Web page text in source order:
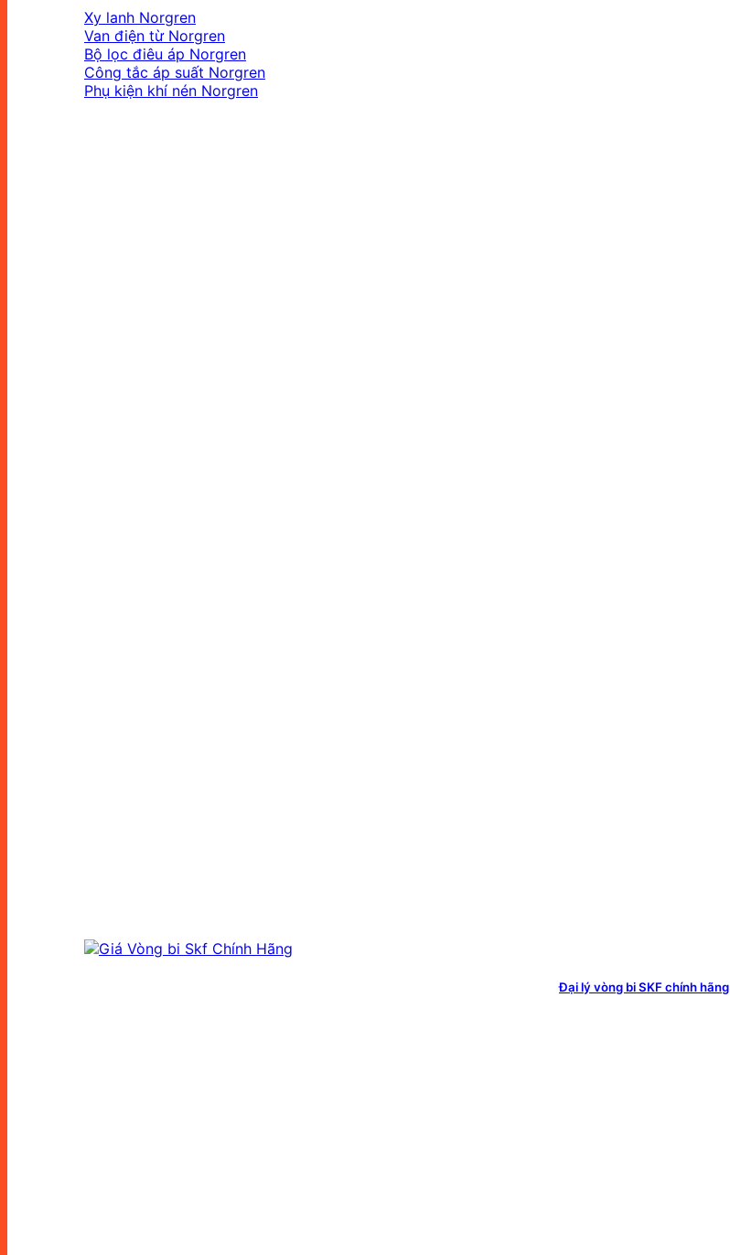
Xy lanh Norgren
Van điện từ Norgren
Bộ lọc điêu áp Norgren
Công tắc áp suất Norgren
Phụ kiện khí nén Norgren
Đại lý vòng bi SKF chính hãng